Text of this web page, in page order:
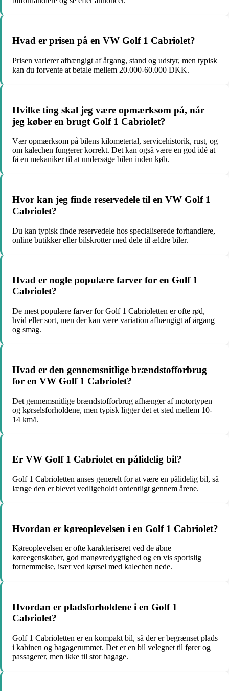
Hvad er prisen på en VW Golf 1 Cabriolet?
Prisen varierer afhængigt af årgang, stand og udstyr, men typisk
kan du forvente at betale mellem 20.000-60.000 DKK.
Hvilke ting skal jeg være opmærksom på, når
jeg køber en brugt Golf 1 Cabriolet?
Vær opmærksom på bilens kilometertal, servicehistorik, rust, og
om kalechen fungerer korrekt. Det kan også være en god idé at
få en mekaniker til at undersøge bilen inden køb.
Hvor kan jeg finde reservedele til en VW Golf 1
Cabriolet?
Du kan typisk finde reservedele hos specialiserede forhandlere,
online butikker eller bilskrotter med dele til ældre biler.
Hvad er nogle populære farver for en Golf 1
Cabriolet?
De mest populære farver for Golf 1 Cabrioletten er ofte rød,
hvid eller sort, men der kan være variation afhængigt af årgang
og smag.
Hvad er den gennemsnitlige brændstofforbrug
for en VW Golf 1 Cabriolet?
Det gennemsnitlige brændstofforbrug afhænger af motortypen
og kørselsforholdene, men typisk ligger det et sted mellem 10-
14 km/l.
Er VW Golf 1 Cabriolet en pålidelig bil?
Golf 1 Cabrioletten anses generelt for at være en pålidelig bil, så
længe den er blevet vedligeholdt ordentligt gennem årene.
Hvordan er køreoplevelsen i en Golf 1 Cabriolet?
Køreoplevelsen er ofte karakteriseret ved de åbne
køreegenskaber, god manøvredygtighed og en vis sportslig
fornemmelse, især ved kørsel med kalechen nede.
Hvordan er pladsforholdene i en Golf 1
Cabriolet?
Golf 1 Cabrioletten er en kompakt bil, så der er begrænset plads
i kabinen og bagagerummet. Det er en bil velegnet til fører og
passagerer, men ikke til stor bagage.